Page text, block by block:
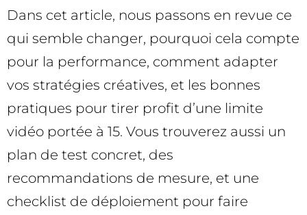
Dans cet article, nous passons en revue ce
qui semble changer, pourquoi cela compte
pour la performance, comment adapter
vos stratégies créatives, et les bonnes
pratiques pour tirer profit d’une limite
vidéo portée à 15. Vous trouverez aussi un
plan de test concret, des
recommandations de mesure, et une
checklist de déploiement pour faire